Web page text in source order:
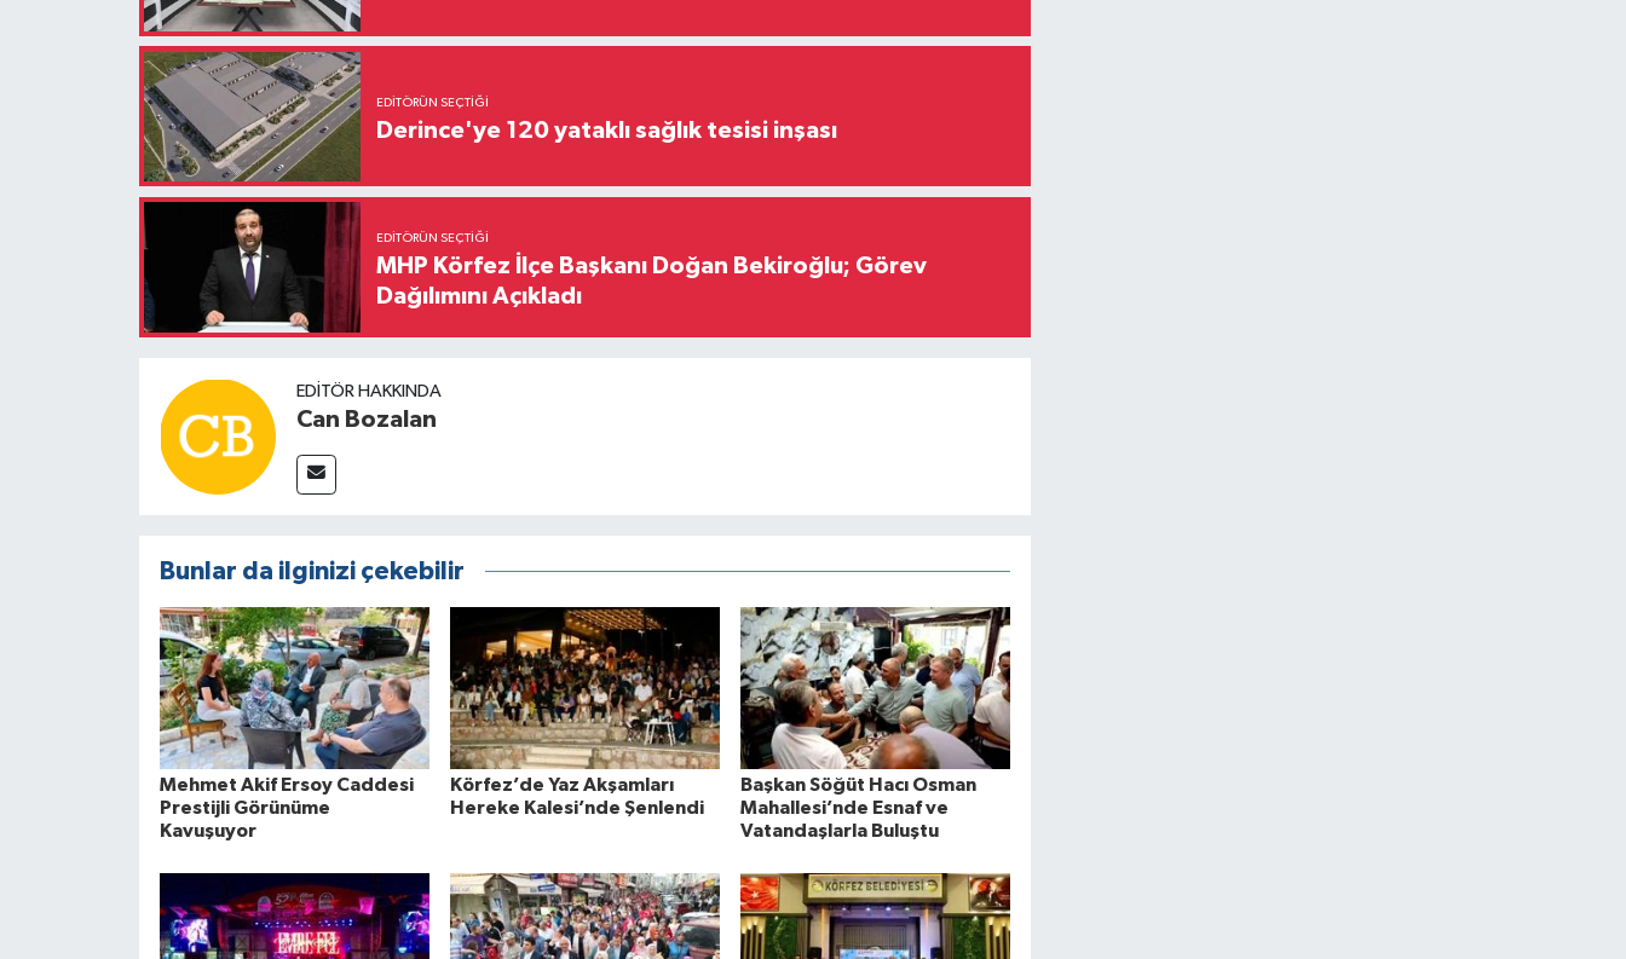
EDITÖRÜN SEÇTIĞI
Derince'ye 120 yataklı sağlık tesisi inşası
EDITÖRÜN SEÇTIĞI
MHP Körfez İlçe Başkanı Doğan Bekiroğlu; Görev
Dağılımını Açıkladı
EDITÖR HAKKINDA
Can Bozalan
Bunlar da ilginizi çekebilir
Mehmet Akif Ersoy Caddesi
Prestijli Görünüme
Kavuşuyor
Körfez’de Yaz Akşamları
Hereke Kalesi’nde Şenlendi
Başkan Söğüt Hacı Osman
Mahallesi’nde Esnaf ve
Vatandaşlarla Buluştu